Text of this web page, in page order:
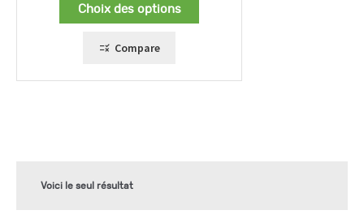
Choix des options
Compare
Voici le seul résultat